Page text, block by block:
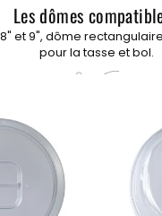
Les dômes
et 9", dôme
pour la tasse et bol.